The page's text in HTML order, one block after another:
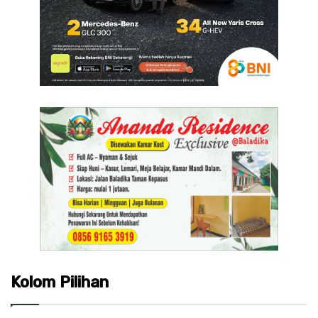
Kolom Pilihan